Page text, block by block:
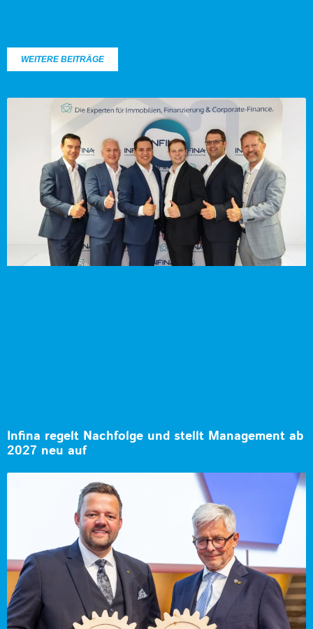
WEITERE BEITRÄGE
Infina regelt Nachfolge und stellt Management ab
2027 neu auf